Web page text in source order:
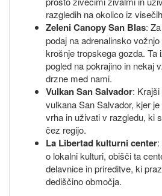
razgledih na okolico iz
Zeleni Canopy San Blas:
podaj na adrenalinsko
krošnje tropskega gozda. Ta
pogled na pokrajino in nekaj
drzne med nami.
Vulkan San Salvador:
vulkana San Salvador, kjer
vrha in uživati v razgledu, ki
čez regijo.
La Libertad kulturni center
o lokalni kulturi, obišči ta
delavnice in prireditve, ki
dediščino območja.